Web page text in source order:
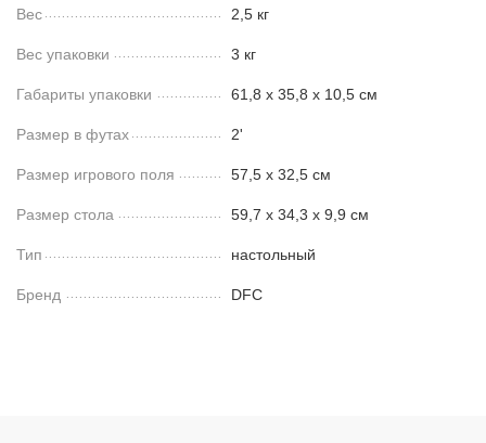
Вес 2,5 кг
Вес упаковки 3 кг
Габариты упаковки 61,8 х 35,8 х 10,5 см
Размер в футах 2'
Размер игрового поля 57,5 х 32,5 см
Размер стола 59,7 х 34,3 х 9,9 см
Тип настольный
Бренд DFC